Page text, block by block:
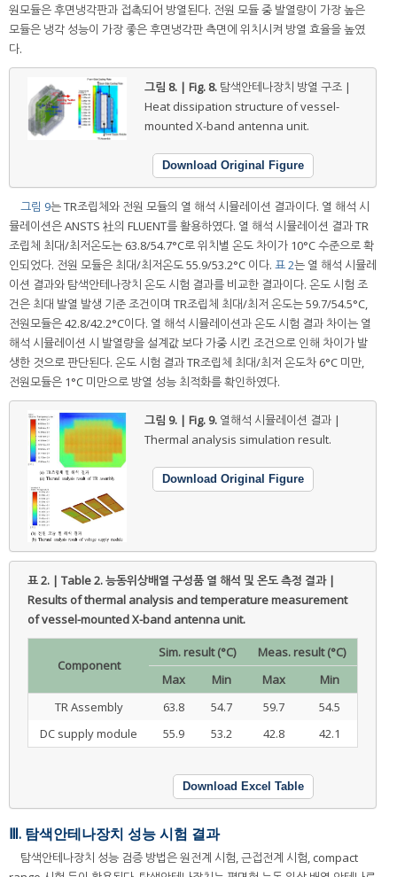
원모듈은 후면냉각판과 접촉되어 방열된다. 전원 모듈 중 발열량이 가장 높은
모듈은 냉각 성능이 가장 좋은 후면냉각판 측면에 위치시켜 방열 효율을 높였
다.
그림 8. | Fig. 8. 탐색안테나장치 방열 구조 |
Heat dissipation structure of vessel-
mounted X-band antenna unit.
Download Original Figure
그림 9는 TR조립체와 전원 모듈의 열 해석 시뮬레이션 결과이다. 열 해석 시
뮬레이션은 ANSTS 社의 FLUENT를 활용하였다. 열 해석 시뮬레이션 결과 TR
조립체 최대/최저온도는 63.8/54.7°C로 위치별 온도 차이가 10°C 수준으로 확
인되었다. 전원 모듈은 최대/최저온도 55.9/53.2°C 이다. 표 2는 열 해석 시뮬레
이션 결과와 탐색안테나장치 온도 시험 결과를 비교한 결과이다. 온도 시험 조
건은 최대 발열 발생 기준 조건이며 TR조립체 최대/최저 온도는 59.7/54.5°C,
전원모듈은 42.8/42.2°C이다. 열 해석 시뮬레이션과 온도 시험 결과 차이는 열
해석 시뮬레이션 시 발열량을 설계값 보다 가중 시킨 조건으로 인해 차이가 발
생한 것으로 판단된다. 온도 시험 결과 TR조립체 최대/최저 온도차 6°C 미만,
전원모듈은 1°C 미만으로 방열 성능 최적화를 확인하였다.
그림 9. | Fig. 9. 열해석 시뮬레이션 결과 |
Thermal analysis simulation result.
Download Original Figure
표 2. | Table 2.능동위상배열 구성품 열 해석 및 온도 측정 결과 |
Results of thermal analysis and temperature measurement
of vessel-mounted X-band antenna unit.
Component
Sim. result (°C)
Meas. result (°C)
Max
Min Max
Min
TR Assembly
63.8 54.7 59.7
54.5
DC supply module
55.9 53.2 42.8 42.1
Download Excel Table
Ⅲ. 탐색안테나장치 성능 시험 결과
탐색안테나장치 성능 검증 방법은 원전계 시험, 근접전계 시험, compact